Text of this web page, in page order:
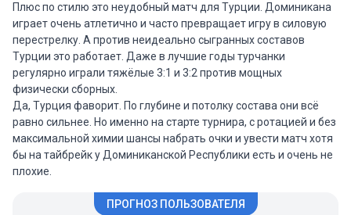
Плюс по стилю это неудобный матч для Турции. Доминикана
играет очень атлетично и часто превращает игру в силовую
перестрелку. А против неидеально сыгранных составов
Турции это работает. Даже в лучшие годы турчанки
регулярно играли тяжёлые 3:1 и 3:2 против мощных
физически сборных.
Да, Турция фаворит. По глубине и потолку состава они всё
равно сильнее. Но именно на старте турнира, с ротацией и без
максимальной химии шансы набрать очки и увести матч хотя
бы на тайбрейк у Доминиканской Республики есть и очень не
плохие.
ПРОГНОЗ ПОЛЬЗОВАТЕЛЯ